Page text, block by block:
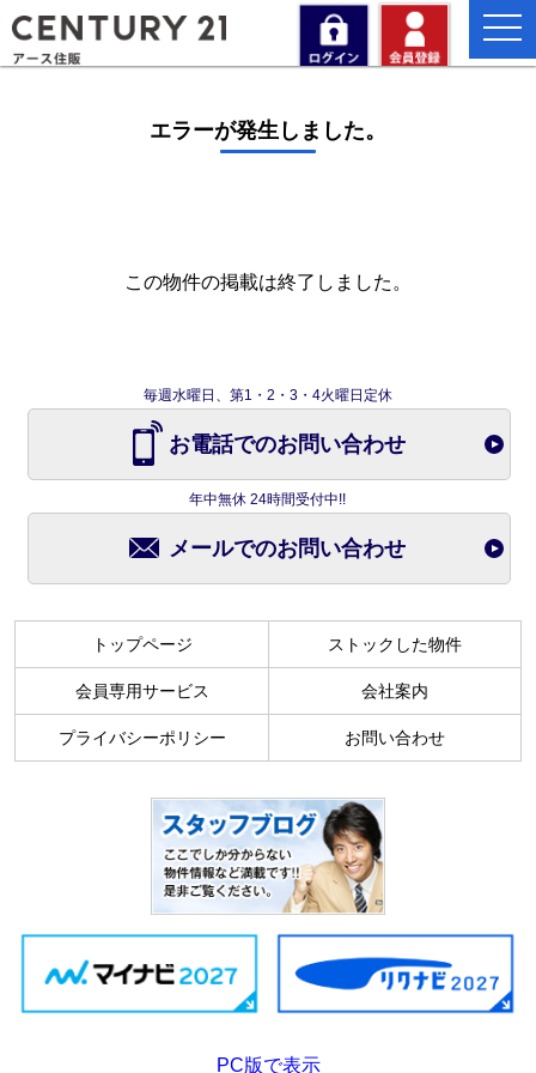
エラーが発生しました。
この物件の掲載は終了しました。
毎週水曜日、第1・2・3・4火曜日定休
お電話でのお問い合わせ
年中無休 24時間受付中!!
メールでのお問い合わせ
トップページ ストックした物件
会員専用サービス 会社案内
プライバシーポリシー お問い合わせ
PC版で表示